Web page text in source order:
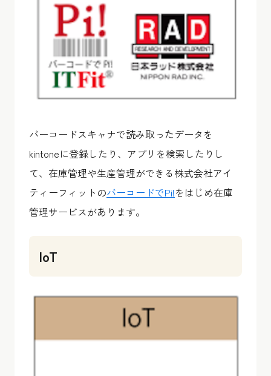
バーコードスキャナで読み取ったデータを
kintoneに登録したり、アプリを検索したりし
て、在庫管理や生産管理ができる株式会社アイ
ティーフィットのバーコードでPi!をはじめ在庫
管理サービスがあります。
IoT